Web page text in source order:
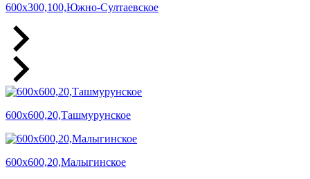
600х300,100,Южно-Султаевское
600х600,20,Ташмурунское
600х600,20,Малыгинское